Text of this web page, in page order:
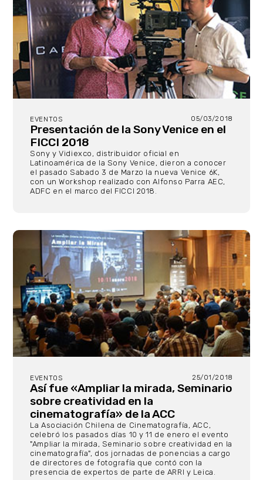
EVENTOS 05/03/2018
Presentación de la Sony Venice en el
FICCI 2018
Sony y Vidiexco, distribuidor oficial en
Latinoamérica de la Sony Venice, dieron a conocer
el pasado Sabado 3 de Marzo la nueva Venice 6K,
con un Workshop realizado con Alfonso Parra AEC,
ADFC en el marco del FICCI 2018.
EVENTOS 25/01/2018
Así fue «Ampliar la mirada, Seminario
sobre creatividad en la
cinematografía» de la ACC
La Asociación Chilena de Cinematografía, ACC,
celebró los pasados días 10 y 11 de enero el evento
"Ampliar la mirada, Seminario sobre creatividad en la
cinematografía", dos jornadas de ponencias a cargo
de directores de fotografía que contó con la
presencia de expertos de parte de ARRI y Leica.